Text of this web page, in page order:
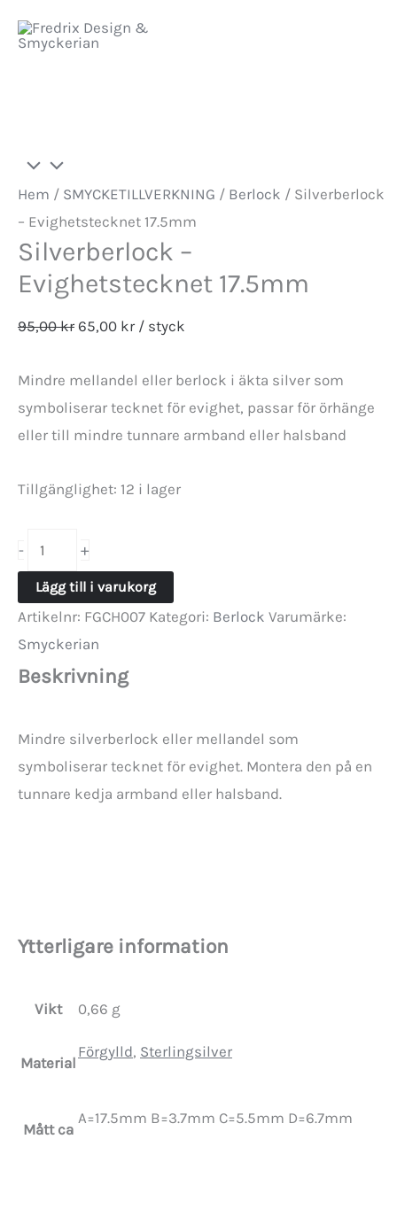
Sale!
Hem / SMYCKETILLVERKNING / Berlock / Silverberlock
– Evighetstecknet 17.5mm
Silverberlock –
Evighetstecknet 17.5mm
95,00kr Det
priset
var:
95,00 kr.
65,00 krDet
priset
är:
65,00 kr.
/ styck
Mindre mellandel eller berlock i äkta silver som
symboliserar tecknet för evighet, passar för örhänge
eller till mindre tunnare armband eller halsband
Tillgänglighet: 12 i lager
-
Silverberlock
-
Evighetstecknet
17.5mm
mängd
+
Lägg till i varukorg
Artikelnr: FGCH007 Kategori: Berlock Varumärke:
Smyckerian
Beskrivning
Mindre silverberlock eller mellandel som
symboliserar tecknet för evighet. Montera den på en
tunnare kedja armband eller halsband.
Ytterligare information
Vikt 0,66 g
Material
Förgylld, Sterlingsilver
Mått ca
A=17.5mm B=3.7mm C=5.5mm D=6.7mm